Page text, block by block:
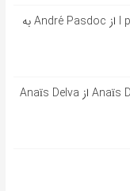
آهنگ فرانسوی l pleut sur la route از André Pasdoc به
آهنگ فرانسوی Anaïs Delva Et je danse از Anaïs Delva